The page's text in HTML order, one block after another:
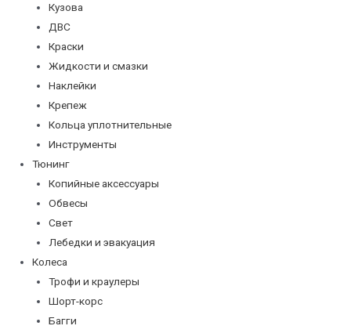
Кузова
ДВС
Краски
Жидкости и смазки
Наклейки
Крепеж
Кольца уплотнительные
Инструменты
Тюнинг
Копийные аксессуары
Обвесы
Свет
Лебедки и эвакуация
Колеса
Трофи и краулеры
Шорт-корс
Багги